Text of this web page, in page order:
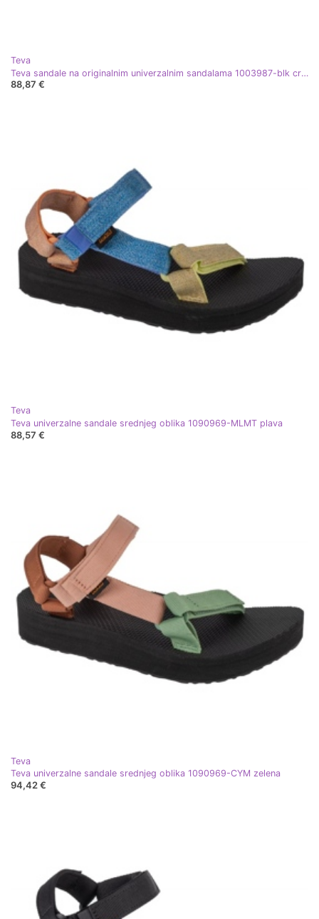
Teva
Teva sandale na originalnim univerzalnim sandalama 1003987-blk crna
88,87 €
Teva
Teva univerzalne sandale srednjeg oblika 1090969-MLMT plava
88,57 €
Teva
Teva univerzalne sandale srednjeg oblika 1090969-CYM zelena
94,42 €